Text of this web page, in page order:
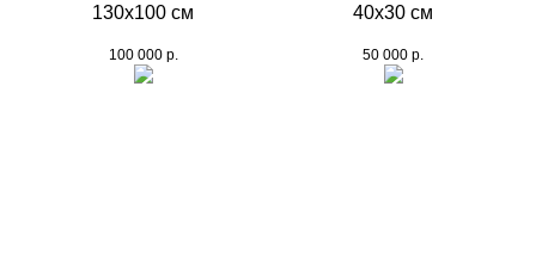
130х100 см
100 000 р.
40х30 см
50 000 р.